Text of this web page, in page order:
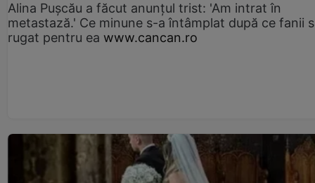
Alina Pușcău a făcut anunțul trist: 'Am intrat în
metastază.' Ce minune s-a întâmplat după ce fanii
rugat pentru ea www.cancan.ro